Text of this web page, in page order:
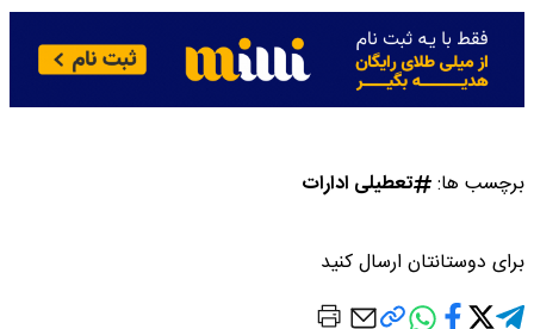
برچسب ها: تعطیلی ادارات
برای دوستانتان ارسال کنید